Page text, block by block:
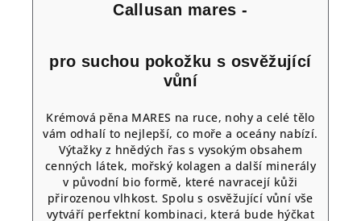
Callusan mares -
pro suchou pokožku s osvěžující
vůní
Krémová pěna MARES na ruce, nohy a celé tělo
vám odhalí to nejlepší, co moře a oceány nabízí.
Výtažky z hnědých řas s vysokým obsahem
cenných látek, mořský kolagen a další minerály
v původní bio formě, které navracejí kůži
přirozenou vlhkost. Spolu s osvěžující vůní vše
vytváří perfektní kombinaci, která bude hýčkat